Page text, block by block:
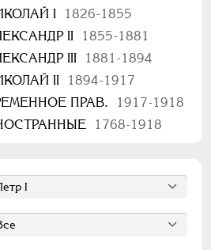
I
1826-1855
II
1855-1881
III
1881-1894
II
1894-1917
ПРАВ.
1917-1918
1768-1918